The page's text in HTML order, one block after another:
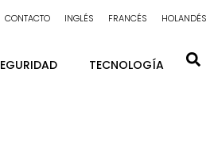
CONTACTO INGLÉS FRANCÉS HOLANDÉS
TECNOLOGÍA